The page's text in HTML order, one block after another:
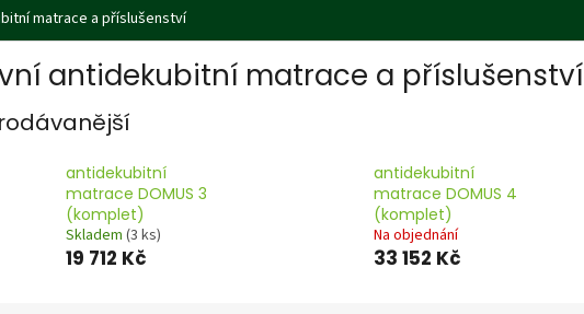
matrace a příslušenství
antidekubitní matrace a příslušenství
antidekubitní
matrace DOMUS 3
(komplet)
Skladem (3 ks)
19 712 Kč
antidekubitní
matrace DOMUS 4
(komplet)
Na objednání
33 152 Kč